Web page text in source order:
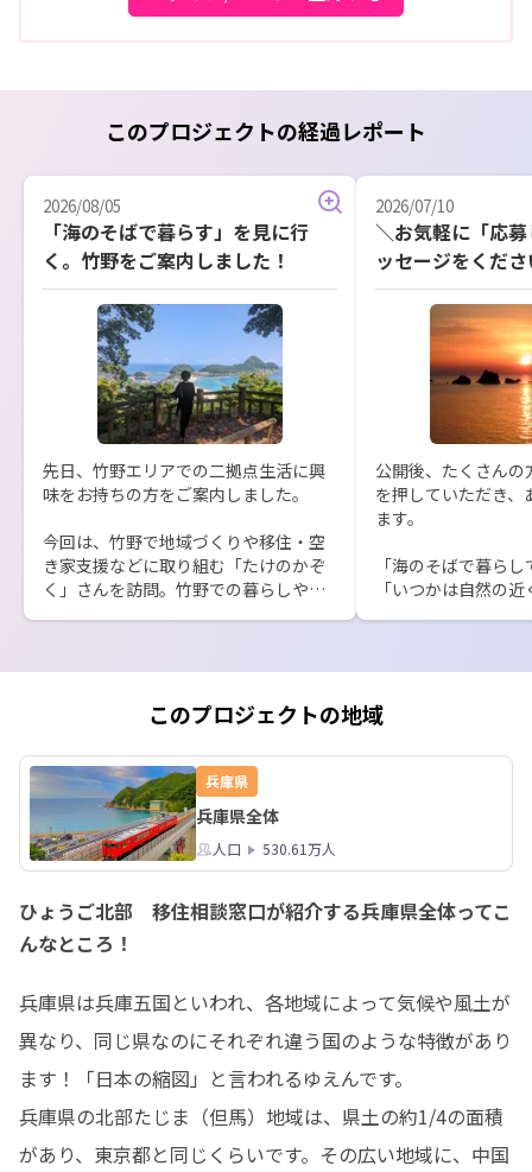
このプロジェクトの経過レポート
2026/08/05
「海のそばで暮らす」を見に行
く。竹野をご案内しました！
先日、竹野エリアでの二拠点生活に興
味をお持ちの方をご案内しました。
今回は、竹野で地域づくりや移住・空
き家支援などに取り組む「たけのかぞ
く」さんを訪問。竹野での暮らしや地
観光とは少し目線を変えて、
「ここで暮らすとしたら？」
を考えながら地域を巡りました。
移住や二拠点生活について、まだ具体
的に決まっていなくても大丈夫です。
まずは地域を訪れ、暮らしの雰囲気を
感じてみませんか？
気になることや見てみたい暮らしに合
わせてご案内します。
気軽にお問い合わせください！
2026/07/10
＼お気軽に「応
ッセージをくだ
公開後、たくさん
を押していただき、
ます。
「海のそばで暮ら
「いつかは自然の
と、私たちも改めて
このツアーは、すぐ
「応募したい」は、
を決めるという意味
たとえば、
ところを知りたい
・香美町、新温泉町
いを知りたい
・ひとり暮らしでも
このプロジェクトの地域
兵庫県
兵庫県全体
人口 530.61万人
ひょうご北部 移住相談窓口が紹介する兵庫県全体ってこ
んなところ！
兵庫県は兵庫五国といわれ、各地域によって気候や風土が
異なり、同じ県なのにそれぞれ違う国のような特徴があり
ます！「日本の縮図」と言われるゆえんです。
兵庫県の北部たじま（但馬）地域は、県土の約1/4の面積
があり、東京都と同じくらいです。その広い地域に、中国